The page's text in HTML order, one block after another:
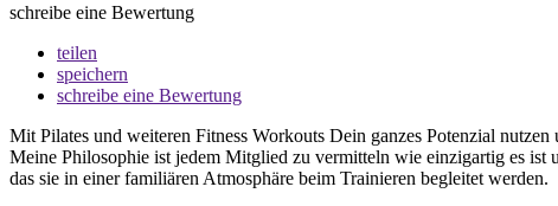
schreibe eine Bewertung
teilen
speichern
schreibe eine Bewertung
Mit Pilates und weiteren Fitness Workouts Dein ganzes Potenzial nutzen
Meine Philosophie ist jedem Mitglied zu vermitteln wie einzigartig es ist
das sie in einer familiären Atmosphäre beim Trainieren begleitet werden.